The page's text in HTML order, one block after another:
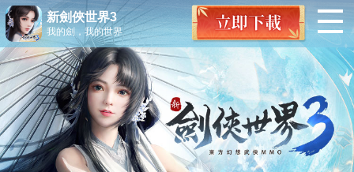
新劍俠世界3
我的劍，我的世界